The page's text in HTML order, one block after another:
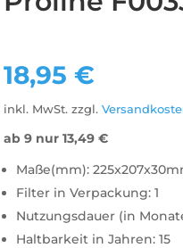
18,95€
inkl. MwSt. zzgl.
ab 9 nur13,49€
Maße(mm):
Filter in Verpackung: 1
Nutzungsdauer (in
Haltbarkeit in Jahren: 15